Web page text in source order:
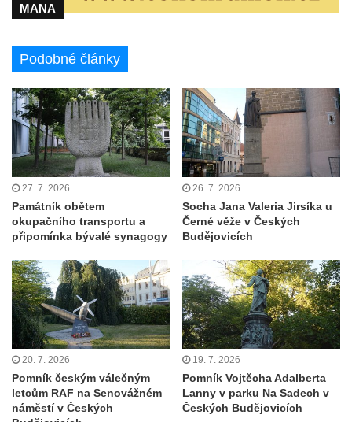
Starých Křečanech
Tyršových sadech v Jablonci nad Nisou
Pamětní desky obětem 1. světové války na
kapli svaté Alžběty Durynské v Dolních
Křečanech
Pomník Theodora Körnera v Tyršově ulici v
Šluknově
Pomník Františka Josefa I. u křížové cesty
ve Šluknově
Pamětní deska Polské armádě na budově
Kenotaf Richarda Grossmanna na hřbitově
v Dubé
Hrob Jiřího Kasala na hřbitově v Dubé
Pomník padlým rudoarmějcům na hřbitově
v Dubé
Pomník obětem 2. světové války v Dubé
Pomník obětem Rumburské vzpoury u
MANA
Podobné články
27. 7. 2026
Památník obětem
okupačního transportu a
připomínka bývalé synagogy
26. 7. 2026
Socha Jana Valeria Jirsíka u
Černé věže v Českých
Budějovicích
20. 7. 2026
Pomník českým válečným
letcům RAF na Senovážném
náměstí v Českých
19. 7. 2026
Pomník Vojtěcha Adalberta
Lanny v parku Na Sadech v
Českých Budějovicích